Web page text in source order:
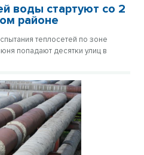
воды стартуют со 2
районе
теплосетей по зоне
попадают десятки улиц в